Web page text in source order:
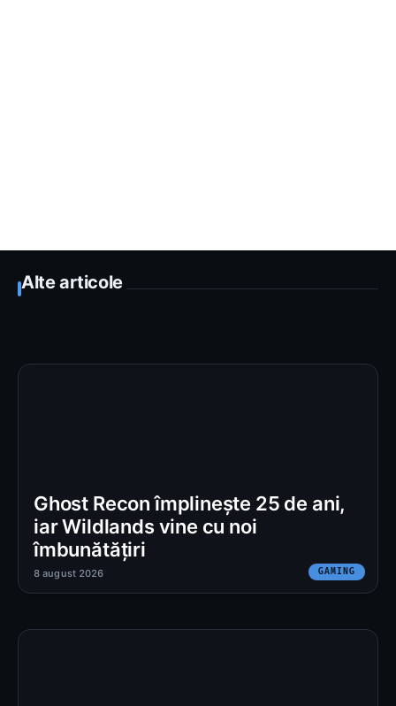
Alte articole
Ghost Recon împlinește 25 de ani,
iar Wildlands vine cu noi
îmbunătățiri
GAMING
8 august 2026